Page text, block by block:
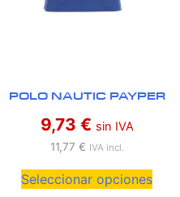
POLO NAUTIC PAYPER
9,73 € sin IVA
11,77 € IVA incl.
Seleccionar opciones